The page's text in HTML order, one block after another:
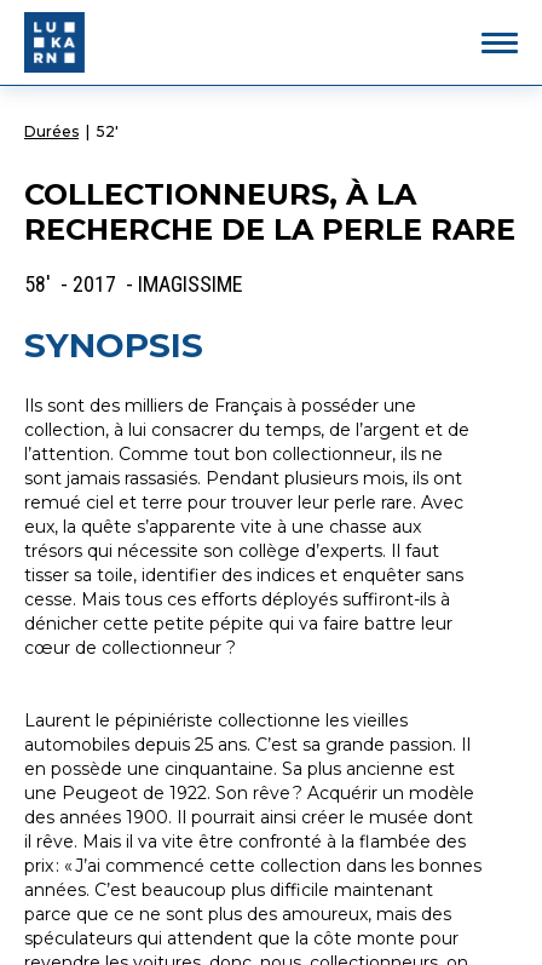
Durées 52'
COLLECTIONNEURS, À LA
RECHERCHE DE LA PERLE RARE
58' - 2017 - IMAGISSIME
SYNOPSIS
Ils sont des milliers de Français à posséder une
collection, à lui consacrer du temps, de l’argent et de
l’attention. Comme tout bon collectionneur, ils ne
sont jamais rassasiés. Pendant plusieurs mois, ils ont
remué ciel et terre pour trouver leur perle rare. Avec
eux, la quête s’apparente vite à une chasse aux
trésors qui nécessite son collège d’experts. Il faut
tisser sa toile, identifier des indices et enquêter sans
cesse. Mais tous ces efforts déployés suffiront-ils à
dénicher cette petite pépite qui va faire battre leur
cœur de collectionneur ?
Laurent le pépiniériste collectionne les vieilles
automobiles depuis 25 ans. C’est sa grande passion. Il
en possède une cinquantaine. Sa plus ancienne est
une Peugeot de 1922. Son rêve ? Acquérir un modèle
des années 1900. Il pourrait ainsi créer le musée dont
il rêve. Mais il va vite être confronté à la flambée des
prix : « J’ai commencé cette collection dans les bonnes
années. C’est beaucoup plus difficile maintenant
parce que ce ne sont plus des amoureux, mais des
spéculateurs qui attendent que la côte monte pour